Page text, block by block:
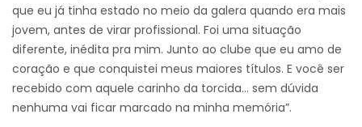
que eu já tinha estado no meio da galera quando era mais
jovem, antes de virar profissional. Foi uma situação
diferente, inédita pra mim. Junto ao clube que eu amo de
coração e que conquistei meus maiores títulos. E você ser
recebido com aquele carinho da torcida… sem dúvida
nenhuma vai ficar marcado na minha memória”.